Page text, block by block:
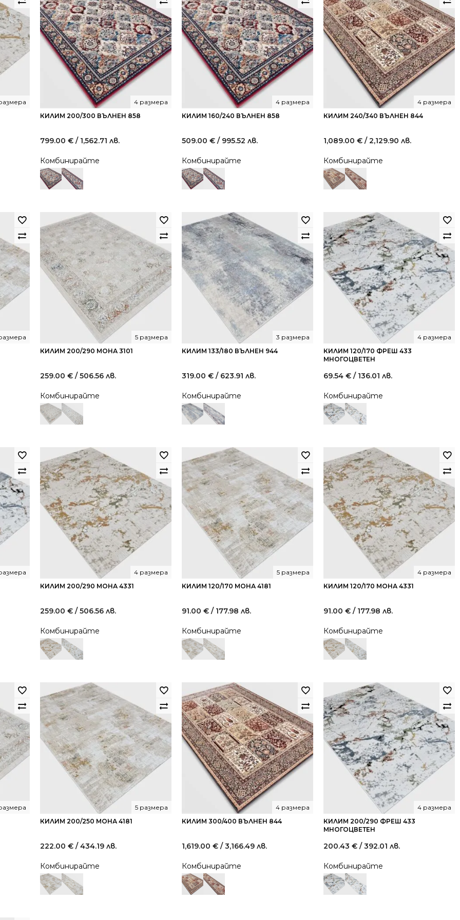
КИЛИМ 200/300 ВЪЛНЕН 858
4 размера
799.00 € / 1,562.71 лв.
Комбинирайте
КИЛИМ 160/240 ВЪЛНЕН 858
4 размера
509.00 € / 995.52 лв.
Комбинирайте
КИЛИМ 240/340 ВЪЛНЕН 844
4 размера
1,089.00 € / 2,129.90 лв.
Комбинирайте
КИЛИМ 200/290 МОНА 3101
5 размера
259.00 € / 506.56 лв.
Комбинирайте
КИЛИМ 133/180 ВЪЛНЕН 944
3 размера
319.00 € / 623.91 лв.
Комбинирайте
КИЛИМ 120/170 ФРЕШ 433
МНОГОЦВЕТЕН
4 размера
69.54 € / 136.01 лв.
Комбинирайте
КИЛИМ 200/290 МОНА 4331
4 размера
259.00 € / 506.56 лв.
Комбинирайте
КИЛИМ 120/170 МОНА 4181
5 размера
91.00 € / 177.98 лв.
Комбинирайте
КИЛИМ 120/170 МОНА 4331
4 размера
91.00 € / 177.98 лв.
Комбинирайте
КИЛИМ 200/250 МОНА 4181
5 размера
222.00 € / 434.19 лв.
Комбинирайте
КИЛИМ 300/400 ВЪЛНЕН 844
4 размера
1,619.00 € / 3,166.49 лв.
Комбинирайте
КИЛИМ 200/290 ФРЕШ 433
МНОГОЦВЕТЕН
4 размера
200.43 € / 392.01 лв.
Комбинирайте